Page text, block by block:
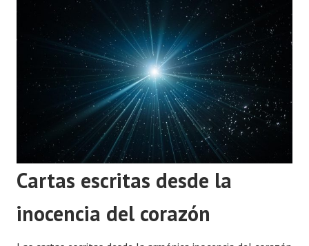
Cartas escritas desde la
inocencia del corazón